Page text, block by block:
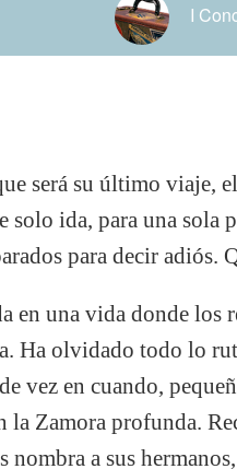
I
será su último viaje,
ida, para una sola
para decir adiós.
en una vida donde los
Ha olvidado todo lo
vez en cuando,
la Zamora profunda.
nombra a sus